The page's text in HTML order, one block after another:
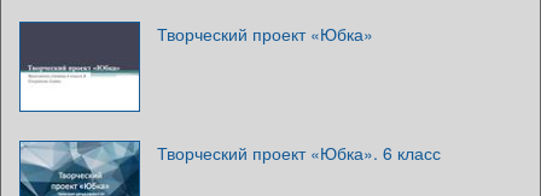
Творческий проект «Юбка»
Творческий проект «Юбка». 6 класс